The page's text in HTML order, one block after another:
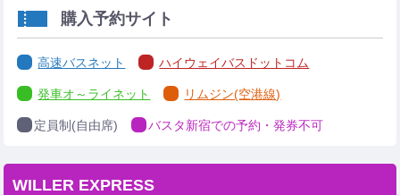
購入予約サイト
高速バスネット ハイウェイバスドットコム
発車オ～ライネット リムジン(空港線)
定員制(自由席) バスタ新宿での予約・発券不可
WILLER EXPRESS